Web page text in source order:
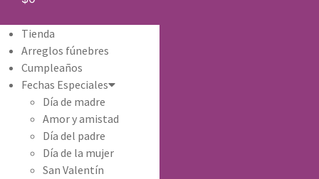
Tienda
Arreglos fúnebres
Cumpleaños
Fechas Especiales
Día de madre
Amor y amistad
Día del padre
Día de la mujer
San Valentín